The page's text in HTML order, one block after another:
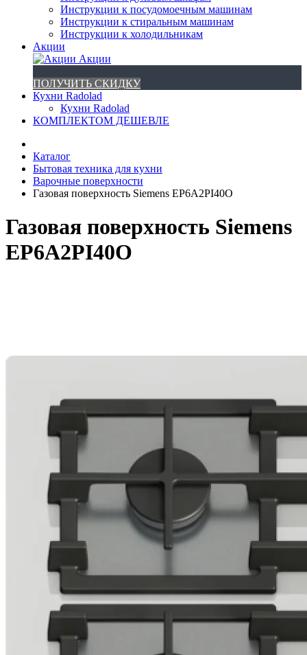
Инструкции к посудомоечным машинам
Инструкции к стиральным машинам
Инструкции к холодильникам
Акции
Акции
ПОЛУЧИТЬ СКИДКУ
Кухни Radolad
Кухни Radolad
КОМПЛЕКТОМ ДЕШЕВЛЕ
Каталог
Бытовая техника для кухни
Варочные поверхности
Газовая поверхность Siemens EP6A2PI40O
Газовая поверхность Siemens
EP6A2PI40O